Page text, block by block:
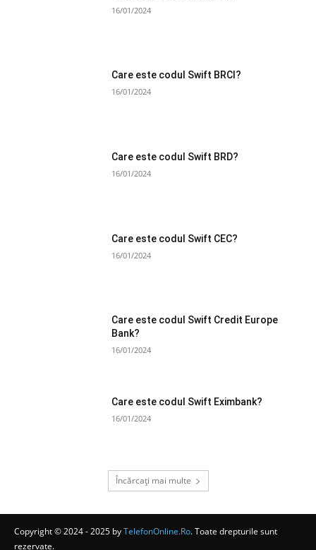
16/01/2024
Care este codul Swift BRCI?
16/01/2024
Care este codul Swift BRD?
16/01/2024
Care este codul Swift CEC?
16/01/2024
Care este codul Swift Credit Europe
Bank?
16/01/2024
Care este codul Swift Eximbank?
16/01/2024
Încărcați mai multe
Copyright © 2024 - 2025 byTelefonOnline.Ro. Toate drepturile sunt
rezervate.